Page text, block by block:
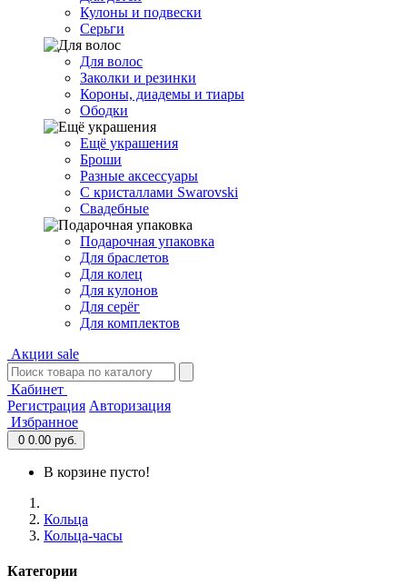
Кулоны и подвески
Серьги
Для волос
Заколки и резинки
Короны, диадемы и тиары
Ободки
Ещё украшения
Броши
Разные аксессуары
С кристаллами Swarovski
Свадебные
Подарочная упаковка
Для браслетов
Для колец
Для кулонов
Для серёг
Для комплектов
Акции sale
Кабинет
Регистрация Авторизация
Избранное
0 0.00 руб.
В корзине пусто!
Кольца
Кольца-часы
Категории